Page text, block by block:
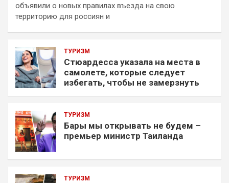
объявили о новых правилах въезда на свою
территорию для россиян и
ТУРИЗМ
Стюардесса указала на места в
самолете, которые следует
избегать, чтобы не замерзнуть
ТУРИЗМ
Бары мы открывать не будем –
премьер министр Таиланда
ТУРИЗМ